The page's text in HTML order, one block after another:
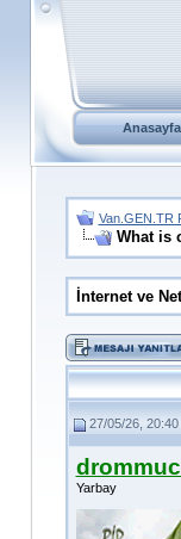
Anasayfa
Van.GEN.TR
What is
İnternet ve
27/05/26, 20:40
Yarbay